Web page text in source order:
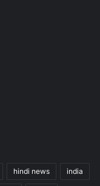
hindi news india